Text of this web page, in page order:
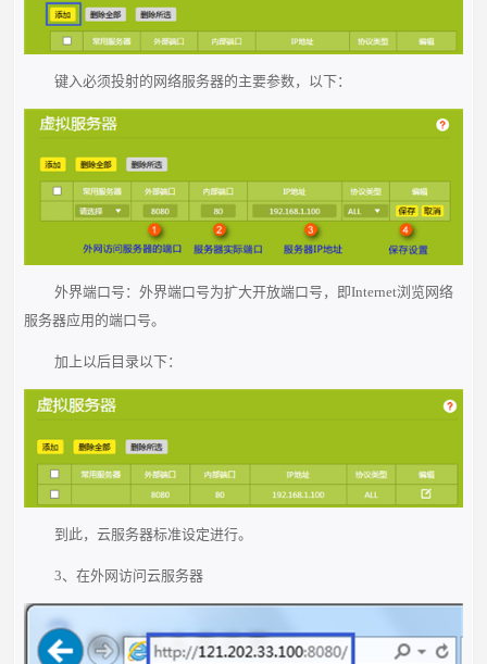
键入必须投射的网络服务器的主要参数，以下：
外界端口号：外界端口号为扩大开放端口号，即Internet浏览网络
服务器应用的端口号。
加上以后目录以下：
到此，云服务器标准设定进行。
3、在外网访问云服务器